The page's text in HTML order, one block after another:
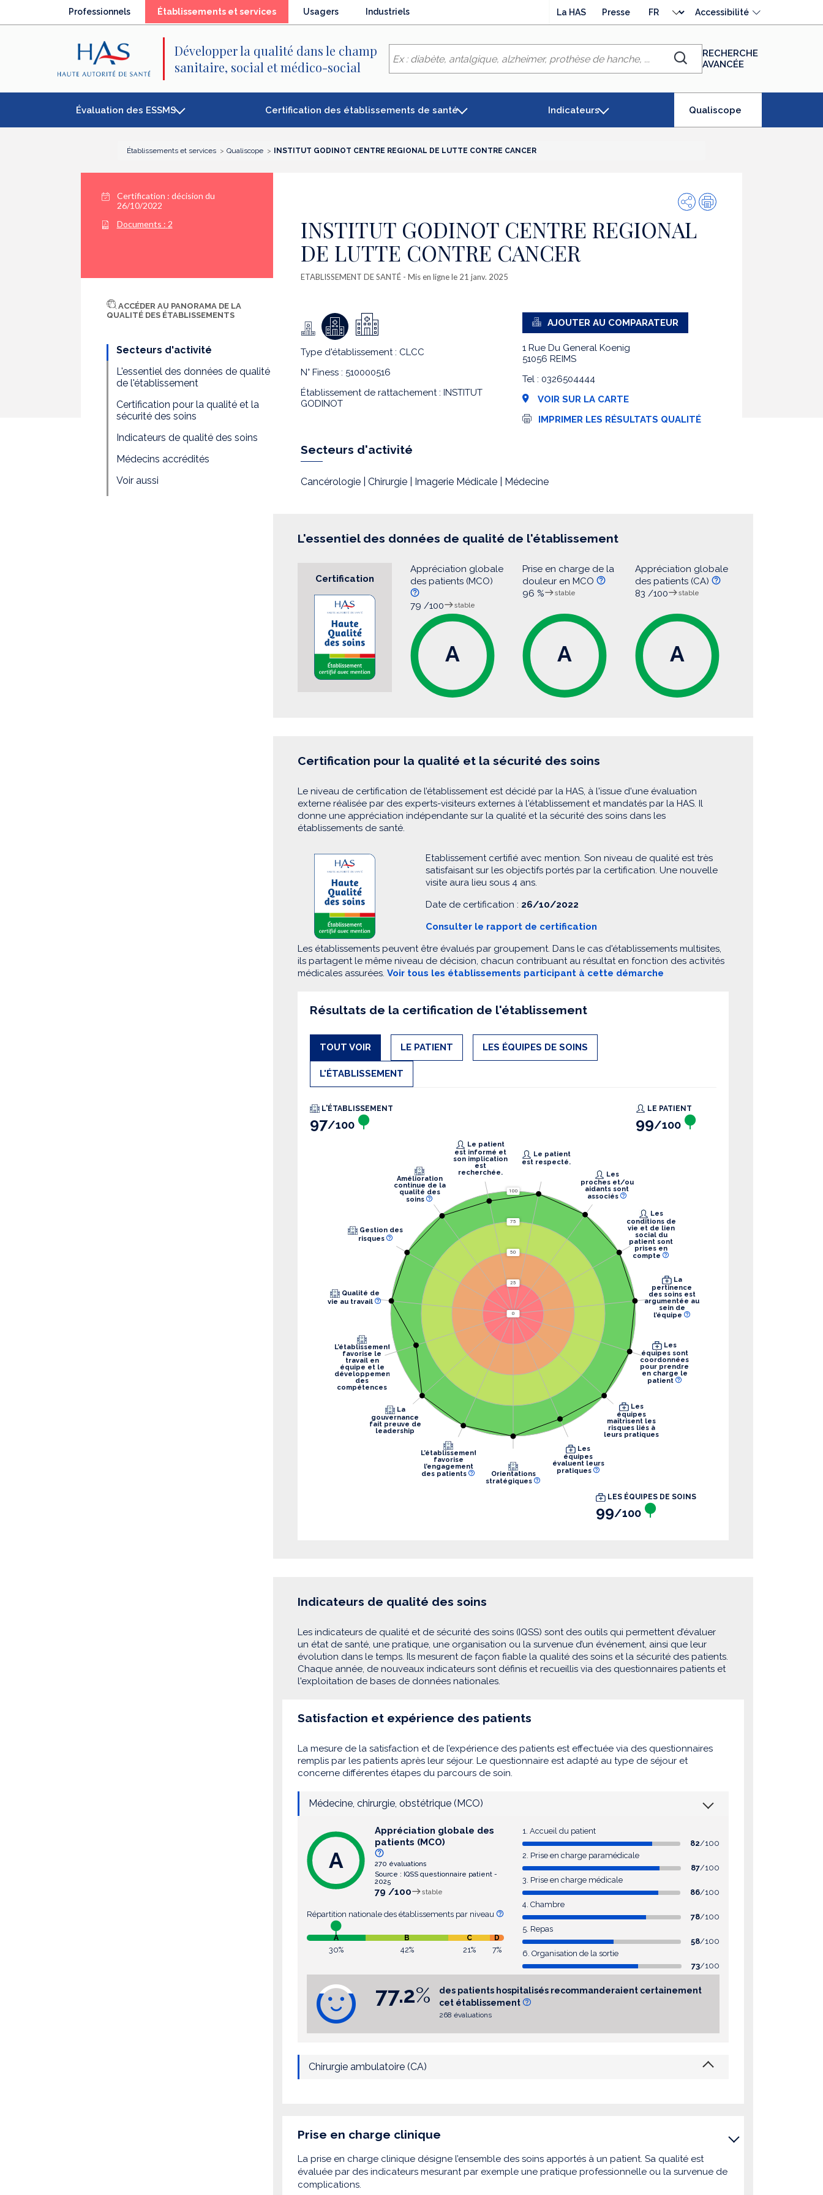
Professionnels Établissements et services(élémentUsagers Industriels La HAS Presse
langue
Accessibilité
Développer la qualité dans le champ
sanitaire, social et médico-social
Chercher
RECHERCHE
AVANCÉE
Évaluation des ESSMS Certification des établissements de santé Indicateurs Qualiscope(élément
Établissements et services Qualiscope INSTITUT GODINOT CENTRE REGIONAL DE LUTTE CONTRE CANCER
Certification : décision du
26/10/2022
Documents : 2
ACCÉDER AU PANORAMA DE LA
QUALITÉ DES ÉTABLISSEMENTS
Secteurs d'activité
L'essentiel des données de qualité
de l'établissement
Certification pour la qualité et la
sécurité des soins
Indicateurs de qualité des soins
Médecins accrédités
Voir aussi
PartagerImpression
INSTITUT GODINOT CENTRE REGIONAL
DE LUTTE CONTRE CANCER
ETABLISSEMENT DE SANTÉ - Mis en ligne le 21 janv. 2025
Type d'établissement : CLCC
N° Finess : 510000516
Établissement de rattachement : INSTITUT
GODINOT
AJOUTER AU COMPARATEUR
1 Rue Du General Koenig
51056 REIMS
Tel : 0326504444
VOIR SUR LA CARTE
I
i
IMPRIMER LES RÉSULTATS QUALITÉ
Secteurs d'activité
Cancérologie | Chirurgie | Imagerie Médicale | Médecine
L'essentiel des données de qualité de l'établissement
Certification
Appréciation globale
des patients (MCO)
79 /100 stable
A
Prise en charge de la
douleur en MCO
96 %
stable
A
Appréciation globale
des patients (CA)
83 /100
stable
A
Certification pour la qualité et la sécurité des soins
Le niveau de certification de l’établissement est décidé par la HAS, à l'issue d'une évaluation
externe réalisée par des experts-visiteurs externes à l'établissement et mandatés par la HAS. Il
donne une appréciation indépendante sur la qualité et la sécurité des soins dans les
établissements de santé.
Etablissement certifié avec mention. Son niveau de qualité est très
satisfaisant sur les objectifs portés par la certification. Une nouvelle
visite aura lieu sous 4 ans.
Date de certification : 26/10/2022
Consulter le rapport de certification
Les établissements peuvent être évalués par groupement. Dans le cas d'établissements multisites,
ils partagent le même niveau de décision, chacun contribuant au résultat en fonction des activités
médicales assurées. Voir tous les établissements participant à cette démarche
Résultats de la certification de l'établissement
TOUT VOIR LE PATIENT LES ÉQUIPES DE SOINS
L'ÉTABLISSEMENT
LE PATIENT
99/100
LES ÉQUIPES DE SOINS
99/100
L'ÉTABLISSEMENT
97/100
est informé et
son implication
est
recherchée.
est respecté.
proches et/ou
aidants sont
associés
conditions de
vie et de lien
social du
patient sont
prises en
compte
La
pertinence
des soins est
argumentée au
sein de
l’équipe
équipes sont
coordonnées
pour prendre
en charge le
patient
équipes
maîtrisent les
risques liés à
leurs pratiques
équipes
évaluent leurs
pratiques
Orientations
stratégiques
L’établissement
favorise
l’engagement
des patients
La
gouvernance
fait preuve de
leadership
L’établissement
favorise le
travail en
équipe et le
développement
des
compétences
Qualité de
vie au travail
risques
Amélioration
continue de la
qualité des
soins
100
75
50
25
0
Indicateurs de qualité des soins
Les indicateurs de qualité et de sécurité des soins (IQSS) sont des outils qui permettent d’évaluer
un état de santé, une pratique, une organisation ou la survenue d’un événement, ainsi que leur
évolution dans le temps. Ils mesurent de façon fiable la qualité des soins et la sécurité des patients.
Chaque année, de nouveaux indicateurs sont définis et recueillis via des questionnaires patients et
l'exploitation de bases de données nationales.
Satisfaction et expérience des patients
La mesure de la satisfaction et de l’expérience des patients est effectuée via des questionnaires
remplis par les patients après leur séjour. Le questionnaire est adapté au type de séjour et
concerne différentes étapes du parcours de soin.
Médecine, chirurgie, obstétrique (MCO)
Appréciation globale des
patients (MCO)
270 évaluations
Source : IQSS questionnaire patient -
2025
79 /100 stable
A
Répartition nationale des établissements par niveau
A B C D
30% 42% 21% 7%
1. Accueil du patient
82/100
2. Prise en charge paramédicale
87/100
3. Prise en charge médicale
86/100
4. Chambre
78/100
5. Repas
58/100
6. Organisation de la sortie
73/100
77.2%
des patients hospitalisés recommanderaient certainement
cet établissement
268 évaluations
Chirurgie ambulatoire (CA)
Prise en charge clinique
La prise en charge clinique désigne l’ensemble des soins apportés à un patient. Sa qualité est
évaluée par des indicateurs mesurant par exemple une pratique professionnelle ou la survenue de
complications.